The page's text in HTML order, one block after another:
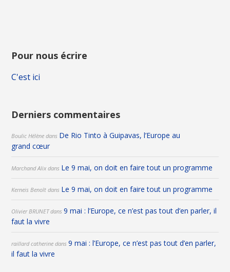
Pour nous écrire
C'est ici
Derniers commentaires
Boulic Hélène dans De Rio Tinto à Guipavas, l’Europe au
grand cœur
Marchand Alix dans Le 9 mai, on doit en faire tout un programme
Kerneis Benoît dans Le 9 mai, on doit en faire tout un programme
Olivier BRUNETdans9 mai : l’Europe, ce n’est pas tout d’en parler, il
faut la vivre
raillard catherine dans9 mai : l’Europe, ce n’est pas tout d’en parler,
il faut la vivre